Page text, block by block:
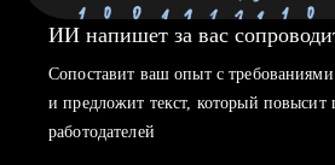
ИИ напишет за вас
Сопоставит ваш опыт с
и предложит текст, который повысит
работодателей